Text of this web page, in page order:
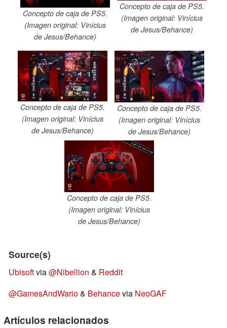
Concepto de caja de PS5.
(Imagen original: Vinícius
de Jesus/Behance)
Concepto de caja de PS5.
(Imagen original: Vinícius
de Jesus/Behance)
Concepto de caja de PS5.
(Imagen original: Vinícius
de Jesus/Behance)
Concepto de caja de PS5.
(Imagen original: Vinícius
de Jesus/Behance)
Concepto de caja de PS5.
(Imagen original: Vinícius
de Jesus/Behance)
Source(s)
Ubisoftvia@Nibellion & Reddit
@GamesAndWario& Behancevia NeoGAF
Artículos relacionados